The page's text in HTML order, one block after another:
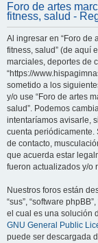
Foro de artes
fitness, salud -
Al ingresar en “Foro de
fitness, salud” (de aquí
marciales, deportes de
“https://
sometido a los
y/o use “Foro de artes
salud”. Podemos
intentaríamos avisarle,
cuenta periódicamente.
de contacto,
que acuerda estar
fueron actualizados y/o
Nuestros foros están
“sus”, “software
el cual es una solución
GNU General Public
puede ser descargada